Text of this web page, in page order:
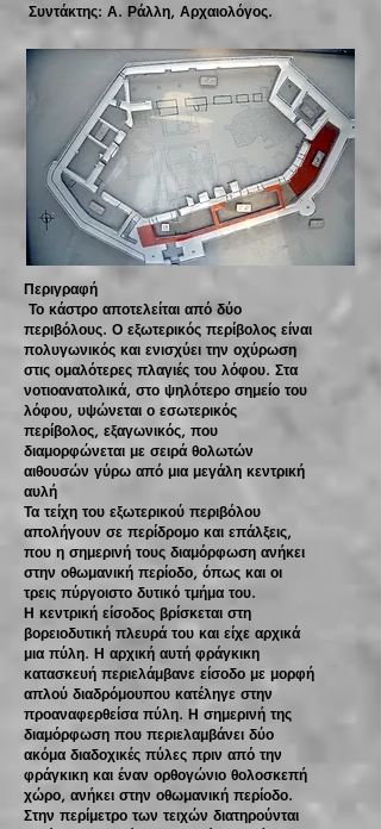
Συντάκτης: Α. Ράλλη, Αρχαιολόγος.
Περιγραφή
Το κάστρο αποτελείται από δύο
περιβόλους. Ο εξωτερικός περίβολος είναι
πολυγωνικός και ενισχύει την οχύρωση
στις ομαλότερες πλαγιές του λόφου. Στα
νοτιοανατολικά, στο ψηλότερο σημείο του
λόφου, υψώνεται ο εσωτερικός
περίβολος, εξαγωνικός, που
διαμορφώνεται με σειρά θολωτών
αιθουσών γύρω από μια μεγάλη κεντρική
αυλή
Τα τείχη του εξωτερικού περιβόλου
απολήγουν σε περίδρομο και επάλξεις,
που η σημερινή τους διαμόρφωση ανήκει
στην οθωμανική περίοδο, όπως και οι
τρεις πύργοιστο δυτικό τμήμα του.
Η κεντρική είσοδος βρίσκεται στη
βορειοδυτική πλευρά του και είχε αρχικά
μια πύλη. Η αρχική αυτή φράγκικη
κατασκευή περιελάμβανε είσοδο με μορφή
απλού διαδρόμουπου κατέληγε στην
προαναφερθείσα πύλη. Η σημερινή της
διαμόρφωση που περιελαμβάνει δύο
ακόμα διαδοχικές πύλες πριν από την
φράγκικη και έναν ορθογώνιο θολοσκεπή
χώρο, ανήκει στην οθωμανική περίοδο.
Στην περίμετρο των τειχών διατηρούνται